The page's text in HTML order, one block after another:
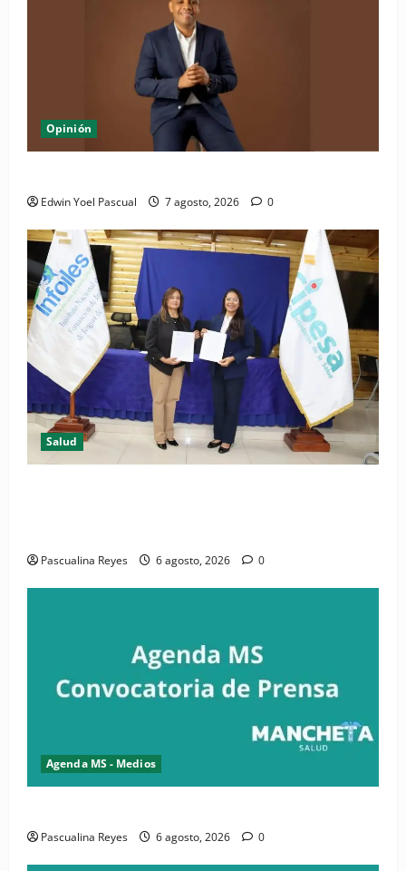
Opinión
Edwin Yoel Pascual 7 agosto, 2026 0
Salud
Pascualina Reyes 6 agosto, 2026 0
Agenda MS - Medios
Pascualina Reyes 6 agosto, 2026 0